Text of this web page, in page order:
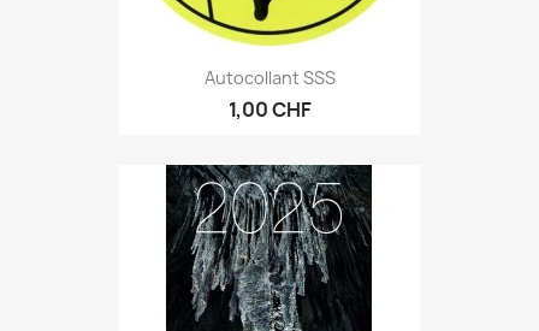
Autocollant SSS
1,00 CHF